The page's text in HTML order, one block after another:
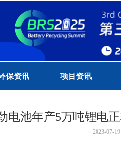
保资讯 项目资讯
电池年产5万吨锂电
2023-07-19